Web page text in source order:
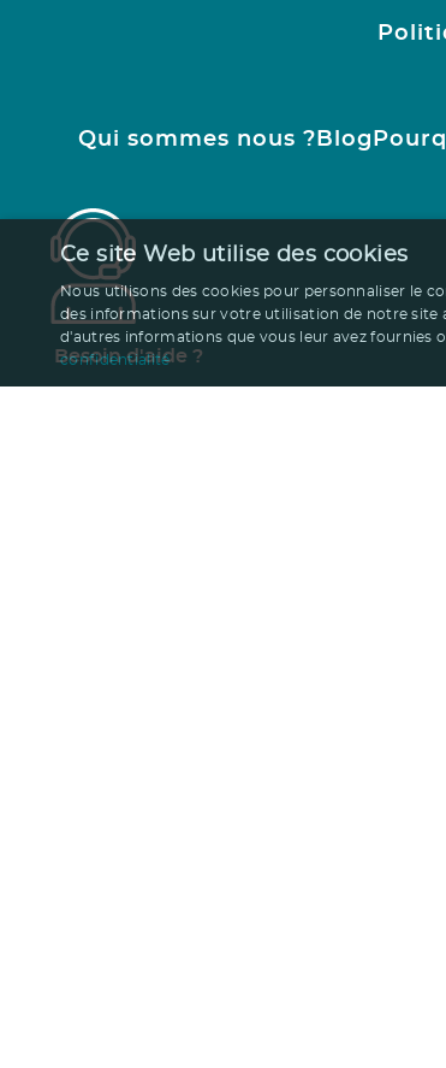
Qui sommes nous ? Blog
Besoin d'aide ?
Ce site Web utilise des cookies
Nous utilisons des cookies pour personnaliser le
des informations sur votre utilisation de notre site
d'autres informations que vous leur avez fournies
confidentialité